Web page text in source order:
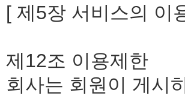
[ 제5장 서비스의 이
제12조 이용제한
회사는 회원이 게시